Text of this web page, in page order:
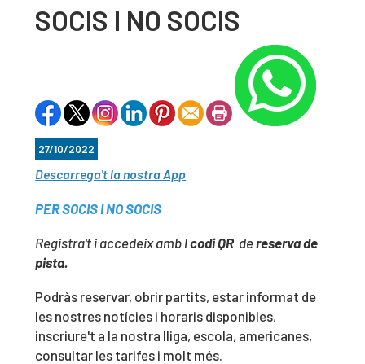
SOCIS I NO SOCIS
27/10/2022
Descarrega't la nostra App
PER SOCIS I NO SOCIS
Registra't i accedeix amb lcodi QR dereserva de
pista.
Podràs reservar, obrir partits, estar informat de
les nostres notícies i horaris disponibles,
inscriure't a la nostra lliga, escola, americanes,
consultar les tarifes i molt més.